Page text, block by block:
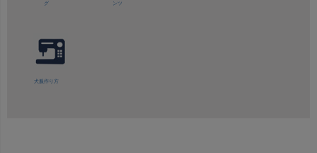
グ
ンツ
犬服作り方